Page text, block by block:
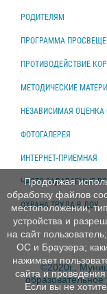
РОДИТЕЛЯМ
ПРОГРАММА
ПРОТИВОДЕЙСТВИЕ
МЕТОДИЧЕСКИЕ
НЕЗАВИСИМАЯ ОЦЕНКА
ФОТОГАЛЕРЕЯ
ИНТЕРНЕТ-ПРИЕМНАЯ
ЧАСТО ЗАДАВАЕМЫЕ
ОХРАНА ТРУДА В ДОУ
©2020г.,
Продолжая
обработку файлов
местоположении;
устройства и
на сайт
ОС и Браузера;
нажимает
сайта и проведения
Если вы не